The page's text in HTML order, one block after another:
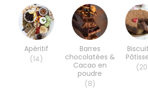
Apéritif
(14)
Barres
chocolatées &
Cacao en
poudre
(8)